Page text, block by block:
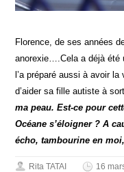
Florence, de ses années
anorexie….Cela a déjà été
l’a préparé aussi à avoir
d’aider sa fille autiste à
ma peau. Est-ce pour
Océane s’éloigner ? A
écho, tambourine en
Rita TATAI
16